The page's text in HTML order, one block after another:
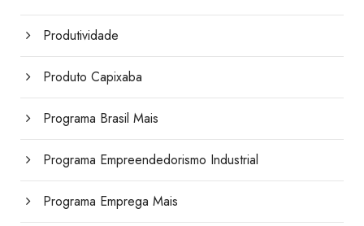
Produtividade
Produto Capixaba
Programa Brasil Mais
Programa Empreendedorismo Industrial
Programa Emprega Mais